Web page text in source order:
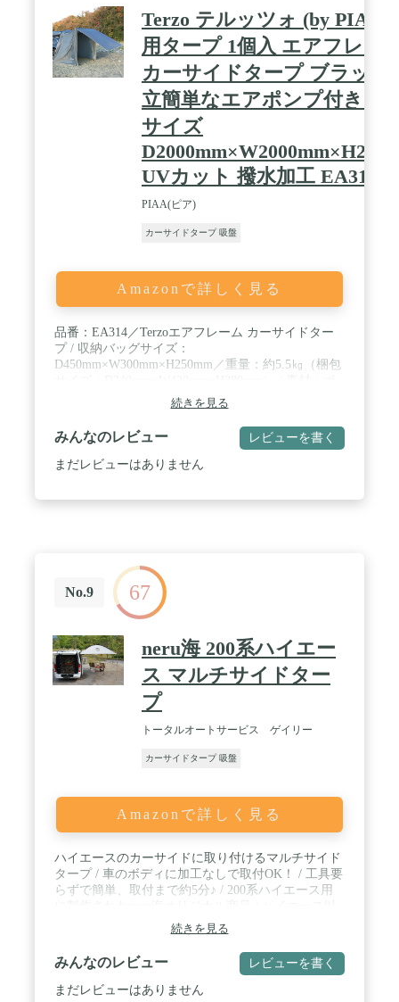
以上■付属品：・タープ×1・テントポール×2・吸盤
フック×2・ペグ×2・ロープ×2・専用収納バッグ×1・
取扱説明書(日本語)■※商品は、モニターによって色
合いが異なって見える場合があります。 また、仕
様・デザインは改良のため予告なく変更することが
あります。 / [こんな商品をお探しの方に] カーサイ
ドオーニング カーサイドオーニングタープ カーサ
イドオーニングテント カーサイドオーニング カー
サイドスクリーン 耐久性 カーサイドシェルター カ
ーサイドシェルター カーサイドタープ カーサイド
タープ張り方 カーサイドテント カーサイドリビン
グ カーテント サイドオーニング サイドタープ テン
トオーニング テント設営 パーキングキャンプ ハッ
付きタープ ルーフテント ルーフトップテント 屋外
オートキャンプ場 アウトドア アウトドア用品 キャ
ンプ キャンプ用品 キャンプ道具 Fieldoor フィール
イバシー 着替え 休憩 アウトドアグッズ フィールド
ギア アクセサリー レジャー 山 海 ビーチ 公園 バー
ベキュー BBQ クラブ活動 部活動 お花見 キャンピ
Terzo テルッツォ (by PIAA)
用タープ 1個入 エアフレー
カーサイドタープ ブラック
立簡単なエアポンプ付き 設
サイズ
UVカット 撥水加工 EA314
PIAA(ピア)
カーサイドタープ 吸盤
Amazonで詳しく見る
品番：EA314／Terzoエアフレーム カーサイドター
プ / 収納バッグサイズ：
D450mm×W300mm×H250mm／重量：約5.5㎏（梱包
リエステル （UVカット加工／難燃素材） / 撥水加
工シート／耐水圧：3,000mm / 内容品：タープ本体
×1式／エア ポンプ×1セット／ペグ17本／ロープ
（本体ロープ3.5m×2本、2.5m×4本、付属ロープ
2m×2本）／補修キット×１セット
続きを見る
みんなのレビュー レビューを書く
まだレビューはありません
No.9 67
neru海 200系ハイエー
ス マルチサイドター
プ
トータルオートサービス ゲイリー
カーサイドタープ 吸盤
Amazonで詳しく見る
ハイエースのカーサイドに取り付けるマルチサイド
タープ / 車のボディに加工なしで取付OK！ / 工具要
らずで簡単、取付まで約5分♪ / 200系ハイエース用
外でもルーフレールのある車種には取付可能！
続きを見る
みんなのレビュー レビューを書く
まだレビューはありません